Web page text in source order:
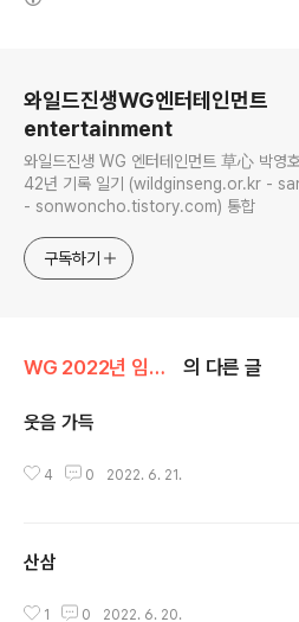
와일드진생WG엔터테인먼트
entertainment
와일드진생 WG 엔터테인먼트 草心 박영
42년 기록 일기 (wildginseng.or.kr - sanwoncho.or.kr
- sonwoncho.tistory.com) 통합
구독하기
WG 2022년 임인년 기록 의 다른 글
웃음 가득
4 0 2022. 6. 21.
산삼
1 0 2022. 6. 20.